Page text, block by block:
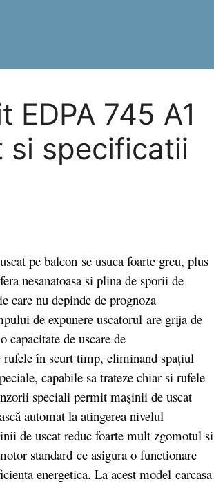
745 A1
si specificatii
pe balcon se usuca foarte greu, plus
nesanatoasa si plina de sporii de
care nu depinde de prognoza
de expunere uscatorul are grija de
de uscare de
rufele în scurt timp, eliminand spaţiul
capabile sa trateze chiar si rufele
speciali permit maşinii de uscat
automat la atingerea nivelul
de uscat reduc foarte mult zgomotul si
standard ce asigura o functionare
energetica. La acest model carcasa